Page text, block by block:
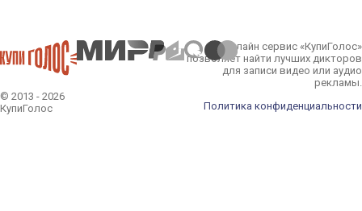
© 2013 - 2026
КупиГолос
Онлайн сервис «КупиГолос»
позволяет найти лучших дикторов
для записи видео или аудио
рекламы.
Политика конфиденциальности